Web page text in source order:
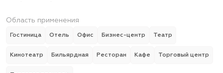
Область применения
Гостиница Отель Офис Бизнес-центр Театр
Кинотеатр Бильярдная Ресторан Кафе Торговый центр